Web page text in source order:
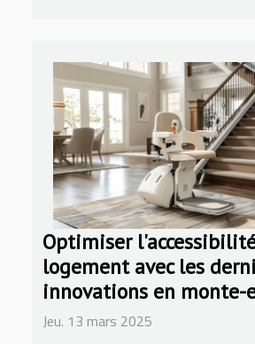
Optimiser
logement avec les
innovations en monte-
Jeu. 13 mars 2025